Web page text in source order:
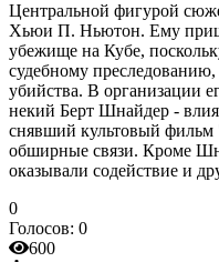
Центральной фигурой
Хьюи П. Ньютон. Ему
убежище на Кубе,
судебному
убийства. В организации
некий Берт Шнайдер -
снявший культовый
обширные связи. Кроме
оказывали содействие и
0
Голосов: 0
600